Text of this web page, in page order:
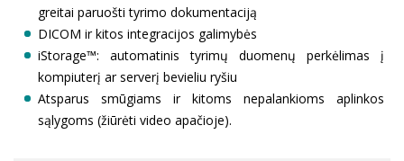
greitai paruošti tyrimo dokumentaciją
DICOM ir kitos integracijos galimybės
iStorage™: automatinis tyrimų duomenų perkėlimas į
kompiuterį ar serverį bevieliu ryšiu
Atsparus smūgiams ir kitoms nepalankioms aplinkos
sąlygoms (žiūrėti video apačioje).